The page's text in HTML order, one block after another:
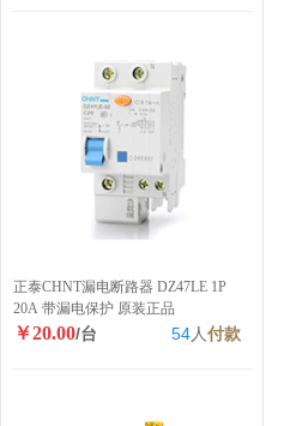
正泰CHNT漏电断路器 DZ47LE 1P
20A 带漏电保护 原装正品
￥20.00/台 54人付款